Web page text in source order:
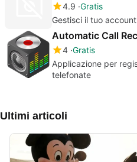
4.9 Gratis
Gestisci il tuo
4 Gratis
Applicazione per
telefonate
Ultimi articoli